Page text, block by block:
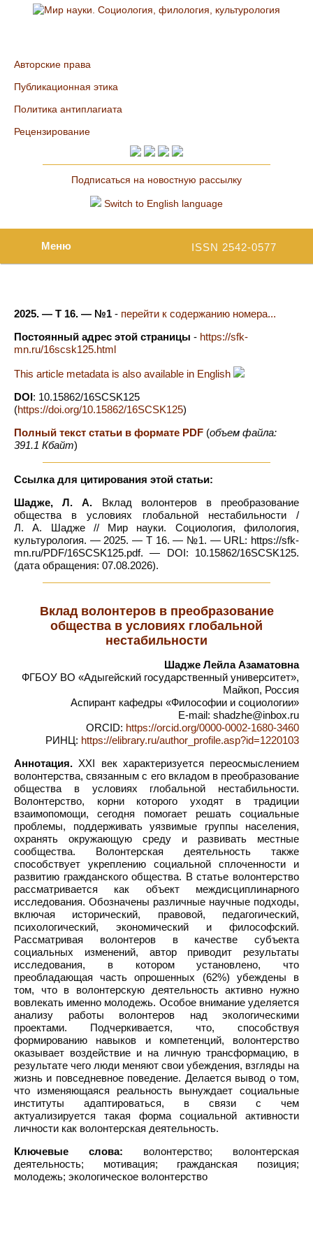
Авторские права
Публикационная этика
Политика антиплагиата
Рецензирование
Подписаться на новостную рассылку
Switch to English language
ISSN 2542-0577
Меню
2025. — Т 16. — №1 - перейти к содержанию номера...
Постоянный адрес этой страницы - https://sfk-
mn.ru/16scsk125.html
This article metadata is also available in English
DOI: 10.15862/16SCSK125
(https://doi.org/10.15862/16SCSK125)
Полный текст статьи в формате PDF (объем файла:
391.1 Кбайт)
Ссылка для цитирования этой статьи:
Шадже, Л. А. Вклад волонтеров в преобразование
общества в условиях глобальной нестабильности /
Л. А. Шадже // Мир науки. Социология, филология,
культурология. — 2025. — Т 16. — №1. — URL: https://sfk-
mn.ru/PDF/16SCSK125.pdf. — DOI: 10.15862/16SCSK125.
(дата обращения: 07.08.2026).
Вклад волонтеров в преобразование
общества в условиях глобальной
нестабильности
Шадже Лейла Азаматовна
ФГБОУ ВО «Адыгейский государственный университет»,
Майкоп, Россия
Аспирант кафедры «Философии и социологии»
E-mail: shadzhe@inbox.ru
ORCID: https://orcid.org/0000-0002-1680-3460
РИНЦ: https://elibrary.ru/author_profile.asp?id=1220103
Аннотация. XXI век характеризуется переосмыслением
волонтерства, связанным с его вкладом в преобразование
общества в условиях глобальной нестабильности.
Волонтерство, корни которого уходят в традиции
взаимопомощи, сегодня помогает решать социальные
проблемы, поддерживать уязвимые группы населения,
охранять окружающую среду и развивать местные
сообщества. Волонтерская деятельность также
способствует укреплению социальной сплоченности и
развитию гражданского общества. В статье волонтерство
рассматривается как объект междисциплинарного
исследования. Обозначены различные научные подходы,
включая исторический, правовой, педагогический,
психологический, экономический и философский.
Рассматривая волонтеров в качестве субъекта
социальных изменений, автор приводит результаты
исследования, в котором установлено, что
преобладающая часть опрошенных (62%) убеждены в
том, что в волонтерскую деятельность активно нужно
вовлекать именно молодежь. Особое внимание уделяется
анализу работы волонтеров над экологическими
проектами. Подчеркивается, что, способствуя
формированию навыков и компетенций, волонтерство
оказывает воздействие и на личную трансформацию, в
результате чего люди меняют свои убеждения, взгляды на
жизнь и повседневное поведение. Делается вывод о том,
что изменяющаяся реальность вынуждает социальные
институты адаптироваться, в связи с чем
актуализируется такая форма социальной активности
личности как волонтерская деятельность.
Ключевые слова: волонтерство; волонтерская
деятельность; мотивация; гражданская позиция;
молодежь; экологическое волонтерство